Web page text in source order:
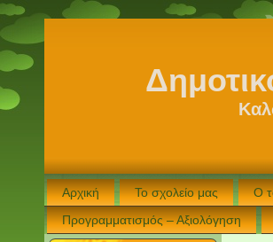
Αρχική Το σχολείο μας Ο
Προγραμματισμός – Αξιολόγηση